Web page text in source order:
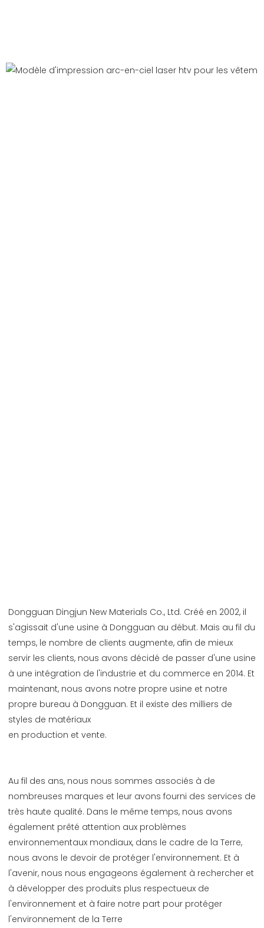
Dongguan Dingjun New Materials Co., Ltd. Créé en 2002, il
s'agissait d'une usine à Dongguan au début. Mais au fil du
temps, le nombre de clients augmente, afin de mieux
servir les clients, nous avons décidé de passer d'une usine
à une intégration de l'industrie et du commerce en 2014. Et
maintenant, nous avons notre propre usine et notre
propre bureau à Dongguan. Et il existe des milliers de
Au fil des ans, nous nous sommes associés à de
nombreuses marques et leur avons fourni des services de
très haute qualité. Dans le même temps, nous avons
également prêté attention aux problèmes
environnementaux mondiaux, dans le cadre de la Terre,
nous avons le devoir de protéger l'environnement. Et à
l'avenir, nous nous engageons également à rechercher et
à développer des produits plus respectueux de
l'environnement et à faire notre part pour protéger